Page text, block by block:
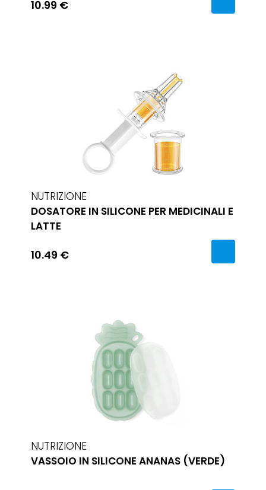
10.99 €
NUTRIZIONE
DOSATORE IN SILICONE PER MEDICINALI E
LATTE
10.49 €
NUTRIZIONE
VASSOIO IN SILICONE ANANAS (VERDE)